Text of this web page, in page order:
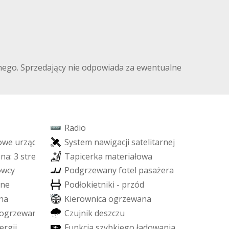
Sprzedający nie odpowiada za ewentualne
Radio
we urząd System nawigacji satelitarnej
na: 3 stre a Tapicerka materiałowa
wcy Podgrzewany fotel pasażera
ne Podłokietniki - przód
a Kierownica ogrzewana
grzewan Czujnik deszczu